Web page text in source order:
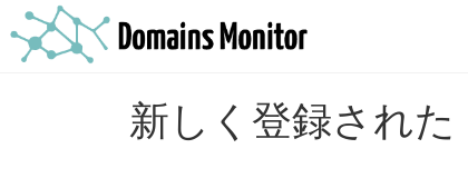
新しく登録され